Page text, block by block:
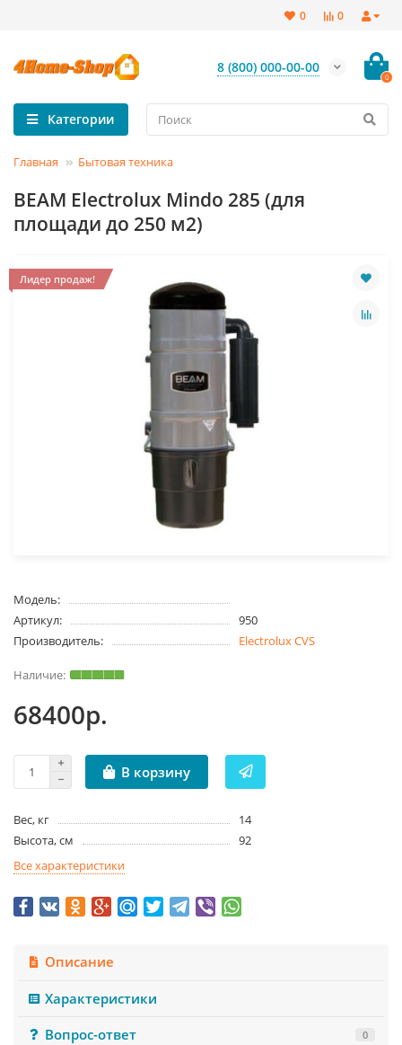
0
0
8 (800) 000-00-00
0
Категории
Главная Бытовая техника
BEAM Electrolux Mindo 285 (для
площади до 250 м2)
Лидер продаж!
Модель:
Артикул:
950
Производитель:
Electrolux CVS
68400р.
В корзину
Вес, кг
14
Высота, см
92
Все характеристики
Описание
Характеристики
Вопрос-ответ
0